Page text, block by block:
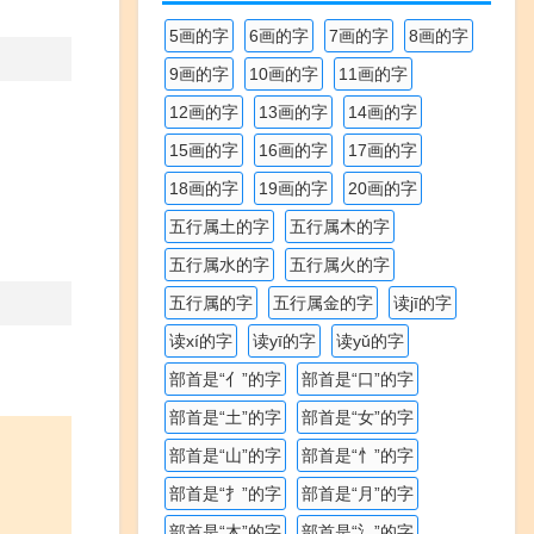
5画的字 6画的字 7画的字
8画的字
9画的字
10画的字
11画的字
12画的字
13画的字
14画的字
15画的字
16画的字
17画的字
18画的字
19画的字
20画的字
五行属土的字
五行属木的字
五行属水的字
五行属火的字
五行属的字
五行属金的字
读jī的字
读xí的字
读yī的字
读yǔ的字
部首是“亻”的字
部首是“口”的字
部首是“土”的字
部首是“女”的字
部首是“山”的字
部首是“忄”的字
部首是“扌”的字
部首是“月”的字